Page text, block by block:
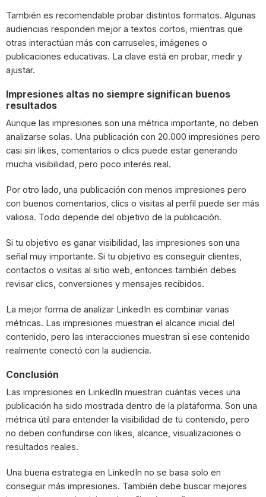
También es recomendable probar distintos formatos. Algunas
audiencias responden mejor a textos cortos, mientras que
otras interactúan más con carruseles, imágenes o
publicaciones educativas. La clave está en probar, medir y
ajustar.
Impresiones altas no siempre significan buenos
resultados
Aunque las impresiones son una métrica importante, no deben
analizarse solas. Una publicación con 20.000 impresiones pero
casi sin likes, comentarios o clics puede estar generando
mucha visibilidad, pero poco interés real.
Por otro lado, una publicación con menos impresiones pero
con buenos comentarios, clics o visitas al perfil puede ser más
valiosa. Todo depende del objetivo de la publicación.
Si tu objetivo es ganar visibilidad, las impresiones son una
señal muy importante. Si tu objetivo es conseguir clientes,
contactos o visitas al sitio web, entonces también debes
revisar clics, conversiones y mensajes recibidos.
La mejor forma de analizar LinkedIn es combinar varias
métricas. Las impresiones muestran el alcance inicial del
contenido, pero las interacciones muestran si ese contenido
realmente conectó con la audiencia.
Conclusión
Las impresiones en LinkedIn muestran cuántas veces una
publicación ha sido mostrada dentro de la plataforma. Son una
métrica útil para entender la visibilidad de tu contenido, pero
no deben confundirse con likes, alcance, visualizaciones o
resultados reales.
Una buena estrategia en LinkedIn no se basa solo en
conseguir más impresiones. También debe buscar mejores